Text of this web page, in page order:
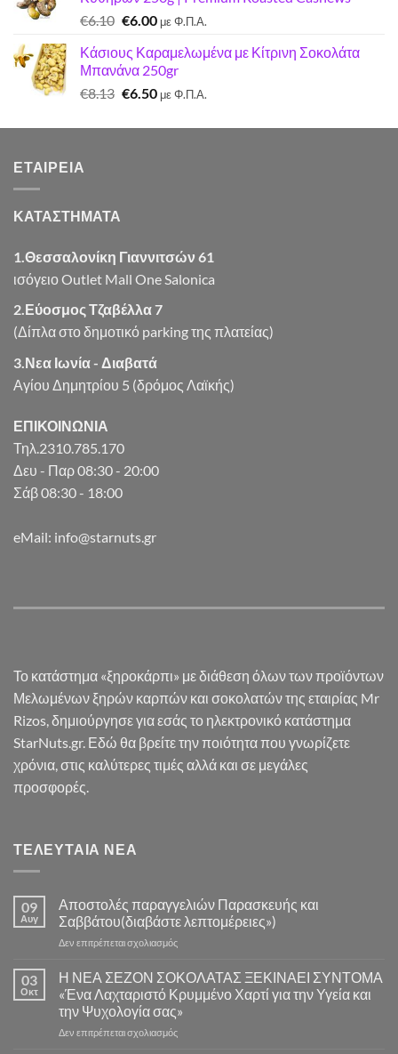
€7.00.
€6.10 Original
was:
€6.10.
€6.00Η
τιμή
είναι:
€6.00.
με Φ.Π.Α.
Κάσιους Καραμελωμένα με Κίτρινη Σοκολάτα
Μπανάνα 250gr
€8.13 Original
was:
€6.50Η
τιμή
με Φ.Π.Α.
ΕΤΑΙΡΕΊΑ
ΚΑΤΑΣΤΗΜΑΤΑ
1.Θεσσαλονίκη Γιαννιτσών 61
ισόγειο Outlet Mall One Salonica
2.Εύοσμος Τζαβέλλα 7
(Δίπλα στο δημοτικό parking της πλατείας)
3.Νεα Ιωνία - Διαβατά
Αγίου Δημητρίου 5 (δρόμος Λαϊκής)
ΕΠΙΚΟΙΝΩΝΙΑ
Τηλ.2310.785.170
Δευ - Παρ 08:30 - 20:00
Σάβ 08:30 - 18:00
eMail: info@starnuts.gr
Το κατάστημα «ξηροκάρπι» με διάθεση όλων των προϊόντων
Μελωμένων ξηρών καρπών και σοκολατών της εταιρίας Mr
Rizos, δημιούργησε για εσάς το ηλεκτρονικό κατάστημα
StarNuts.gr. Εδώ θα βρείτε την ποιότητα που γνωρίζετε
χρόνια, στις καλύτερες τιμές αλλά και σε μεγάλες
προσφορές.
ΤΕΛΕΥΤΑΊΑ ΝΈΑ
09
Αυγ
Αποστολές παραγγελιών Παρασκευής και
Σαββάτου(διαβάστε λεπτομέρειες»)
Δεν επιτρέπεται σχολιασμόςστο
παραγγελιών
Παρασκευής
και
Σαββάτου(διαβάστε
λεπτομέρειες»)
03
Οκτ
Η ΝΕΑ ΣΕΖΟΝ ΣΟΚΟΛΑΤΑΣ ΞΕΚΙΝΑΕΙ ΣΥΝΤΟΜΑ
«Ένα Λαχταριστό Κρυμμένο Χαρτί για την Υγεία και
την Ψυχολογία σας»
Δεν επιτρέπεται σχολιασμόςστο